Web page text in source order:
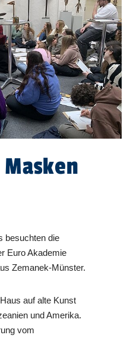
besuchten die
Euro Akademie
Zemanek-Münster.
auf alte Kunst
und Amerika.
vom